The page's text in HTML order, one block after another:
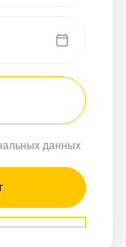
данных